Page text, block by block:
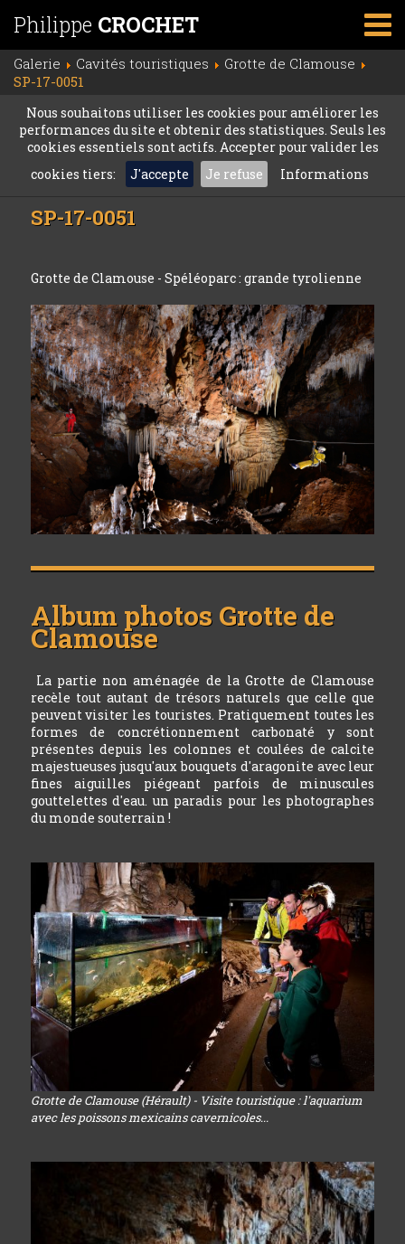
Philippe CROCHET
Galerie Cavités touristiques
Grotte de Clamouse
SP-17-0051
Nous souhaitons utiliser les cookies pour améliorer les
performances du site et obtenir des statistiques. Seuls les
cookies essentiels sont actifs. Accepter pour valider les
cookies tiers:
J'accepte Je refuse Informations
SP-17-0051
Grotte de Clamouse - Spéléoparc : grande tyrolienne
Album photos Grotte de
Clamouse
La partie non aménagée de la Grotte de Clamouse
recèle tout autant de trésors naturels que celle que
peuvent visiter les touristes. Pratiquement toutes les
formes de concrétionnement carbonaté y sont
présentes depuis les colonnes et coulées de calcite
majestueuses jusqu'aux bouquets d'aragonite avec leur
fines aiguilles piégeant parfois de minuscules
gouttelettes d'eau. un paradis pour les photographes
du monde souterrain !
Grotte de Clamouse (Hérault) - Visite touristique : l'aquarium
avec les poissons mexicains cavernicoles...